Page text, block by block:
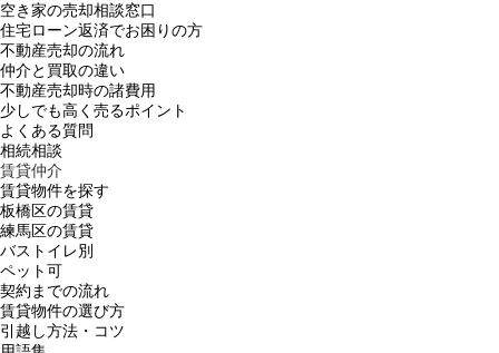
空き家の売却相談窓口
住宅ローン返済でお困りの方
不動産売却の流れ
仲介と買取の違い
不動産売却時の諸費用
少しでも高く売るポイント
よくある質問
相続相談
賃貸仲介
賃貸物件を探す
板橋区の賃貸
練馬区の賃貸
バストイレ別
ペット可
契約までの流れ
賃貸物件の選び方
引越し方法・コツ